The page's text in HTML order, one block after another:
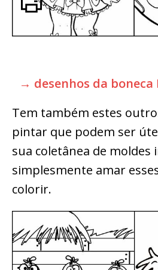
→ desenhos da
Tem também estes
pintar que podem ser
sua coletânea de moldes
simplesmente amar
colorir.